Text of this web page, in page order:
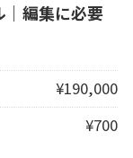
編集に必要
¥190,000
¥700